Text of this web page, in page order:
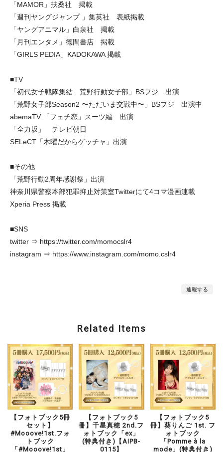
「MAMOR」扶桑社 掲載
「週刊ヤングジャンプ 」集英社 表紙掲載
「ヤングアニマル」白泉社 掲載
「月刊エンタメ」徳間書店 掲載
「GIRLS PEDIA」KADOKAWA 掲載
■TV
「初代女子戦隊集結 荒野行動女子部」BSフジ 出演
「荒野女子部Season2 〜ただいま交戦中〜」BSフジ 出演中
abemaTV 「フェチ恋」スーツ編 出演
「全力坂」 テレビ朝日
SELeCT「木曜だからゲッチャ」出演
■その他
「荒野行動2周年感謝祭」出演
神奈川県警察本部犯罪抑止対策室Twitterにて4コマ漫画連載
Xperia Press 掲載
■SNS
twitter ⇒ https://twitter.com/momocslr4
instagram ⇒ https://www.instagram.com/momo.cslr4
通報する
Related Items
【フォトブック5冊
セット】
#Mooove!1st.フォ
トブック
「#Mooove!1st」
【フォトブック5
冊】千星真穂 2nd.フ
ォトブック「ex」
(特典付き)【AIPB-
0115】
【フォトブック5
冊】葵りんご 1st. フ
ォトブック
「Pomme à la
mode」(特典付き)